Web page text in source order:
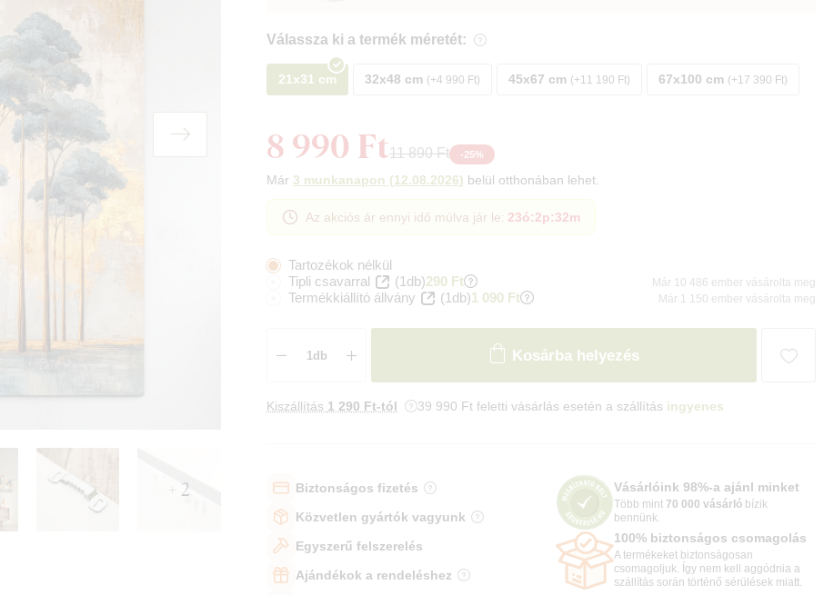
+ 2
Válassza ki a termék méretét:
21x31 cm 32x48 cm +4 990 Ft 45x67 cm +11 190 Ft 67x100 cm +17 390 Ft
8 990 Ft11 890 Ft -25%
Már 3 munkanapon (12.08.2026) belül otthonában lehet.
Az akciós ár ennyi idő múlva jár le: 23ó:2p:31m
Tartozékok nélkül
Tipli csavarral
(1db)290 Ft Már 10 486 ember vásárolta meg
Termékkiállító állvány (1db)1 090 Ft Már 1 150 ember vásárolta meg
Kosárba helyezés
Kiszállítás 1 290 Ft-tól 39 990 Ft feletti vásárlás esetén a szállítás ingyenes
Biztonságos fizetés
Közvetlen gyártók vagyunk
Egyszerű felszerelés
Ajándékok a rendeléshez
Vásárlóink 98%-a ajánl minket
Több mint 70 000 vásárló bízik
bennünk.
100% biztonságos csomagolás
A termékeket biztonságosan
csomagoljuk. Így nem kell aggódnia a
szállítás során történő sérülések miatt.